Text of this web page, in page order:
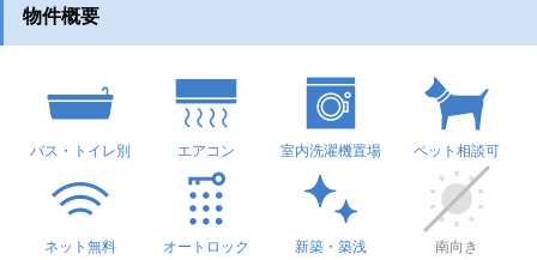
物件概要
バス・トイレ別 エアコン 室内洗濯機置場 ペット相談可
ネット無料 オートロック 新築・築浅 南向き